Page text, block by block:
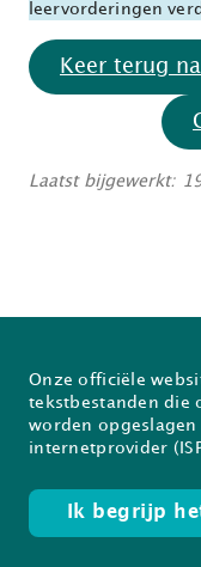
leervorderingen
Keer terug
Laatst bijgewerkt:
Over Prodia
Nieuwsflash
Onze officiële
tekstbestanden die
worden opgeslagen
internetprovider
Ik begrijp